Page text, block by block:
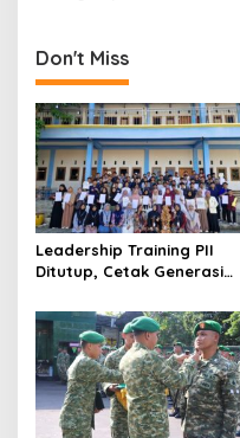
Don't Miss
Leadership Training PII
Ditutup, Cetak Generasi
Siap Hadapi Tantangan
Zaman